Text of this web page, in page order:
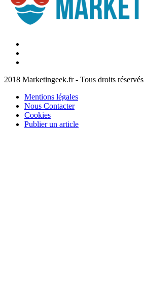
2018 Marketingeek.fr - Tous droits réservés
Mentions légales
Nous Contacter
Cookies
Publier un article